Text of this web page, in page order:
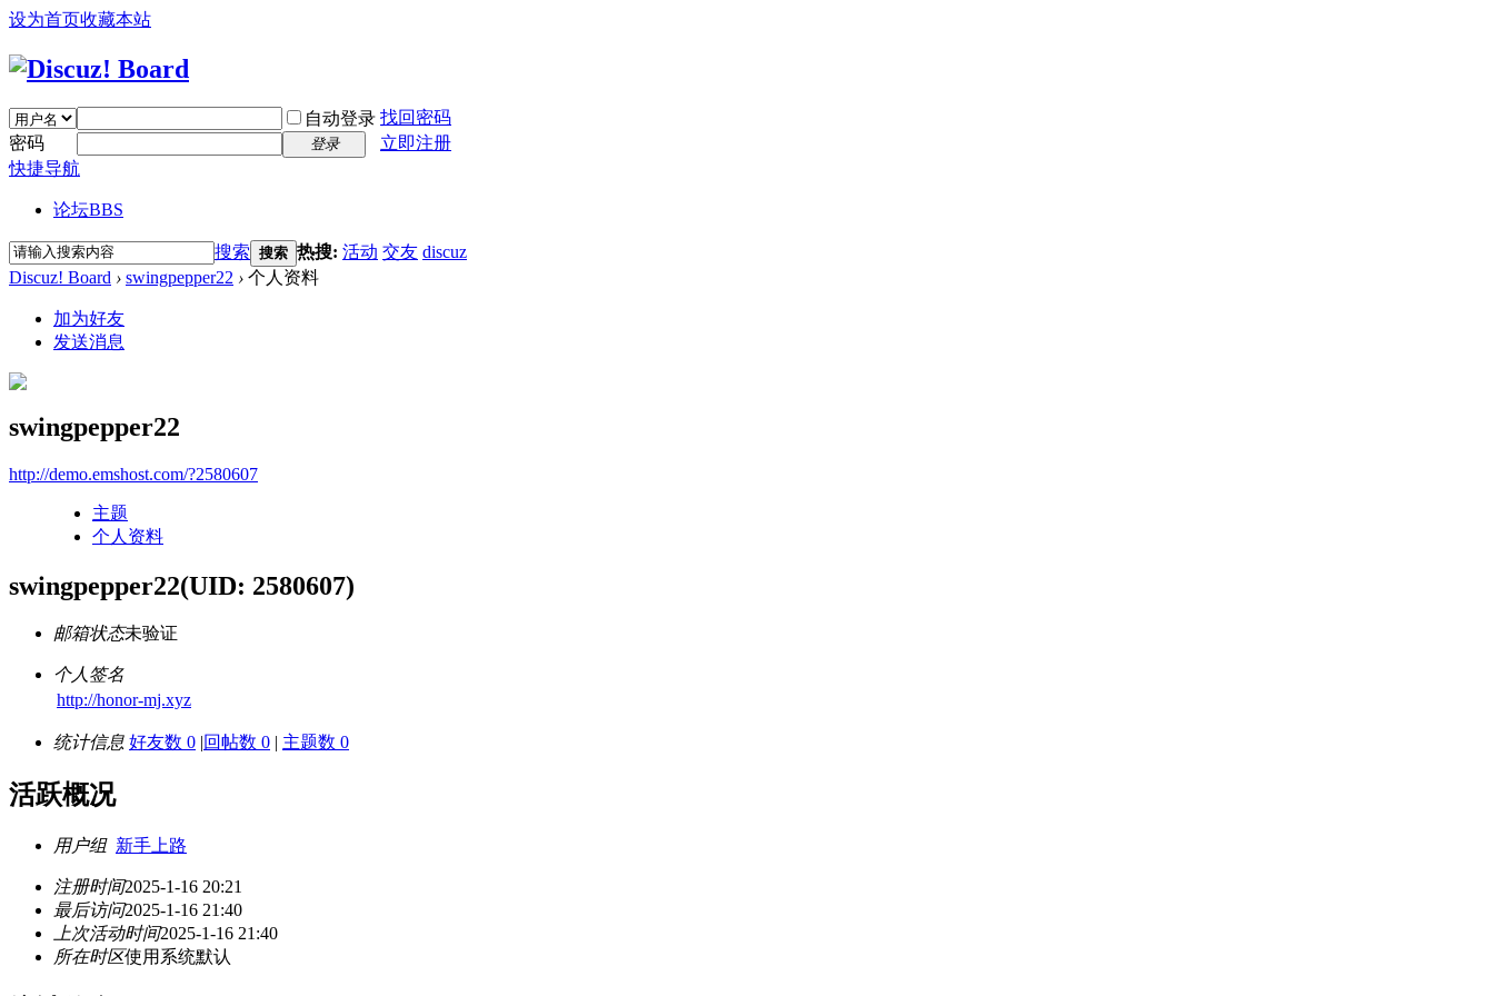
设为首页收藏本站
自动登录 找回密码
密码
登录
立即注册
快捷导航
论坛BBS
搜索 搜索 热搜: 活动 交友 discuz
Discuz! Board › swingpepper22 › 个人资料
加为好友
发送消息
swingpepper22
http://demo.emshost.com/?2580607
主题
个人资料
swingpepper22(UID: 2580607)
邮箱状态未验证
个人签名
http://honor-mj.xyz
统计信息 好友数 0 |回帖数 0 | 主题数 0
活跃概况
用户组 新手上路
注册时间2025-1-16 20:21
最后访问2025-1-16 21:40
上次活动时间2025-1-16 21:40
所在时区使用系统默认